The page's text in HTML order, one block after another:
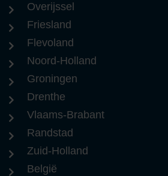
Overijssel
Friesland
Flevoland
Noord-Holland
Groningen
Drenthe
Vlaams-Brabant
Randstad
Zuid-Holland
België